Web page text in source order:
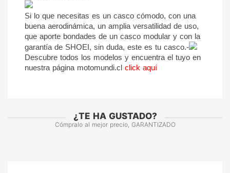
Si lo que necesitas es un casco cómodo, con una
buena aerodinámica, un amplia versatilidad de uso,
que aporte bondades de un casco modular y con la
garantía de SHOEI, sin duda, este es tu casco.-
Descubre todos los modelos y encuentra el tuyo en
nuestra página motomundi.cl click aquí
¿TE HA GUSTADO?
Cómpralo al mejor precio, GARANTIZADO